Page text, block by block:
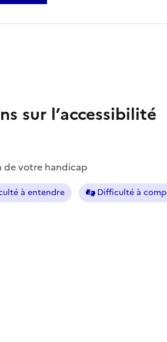
sur l’accessibilité
de votre handicap
à entendre Difficulté à